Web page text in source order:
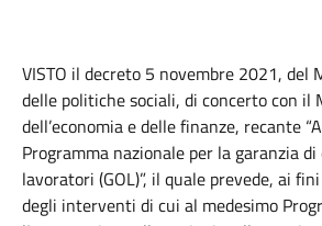
VISTO il decreto 5 novembre 2021, del
delle politiche sociali, di concerto con il
dell’economia e delle finanze, recante
Programma nazionale per la garanzia
lavoratori (GOL)”, il quale prevede, ai
degli interventi di cui al medesimo